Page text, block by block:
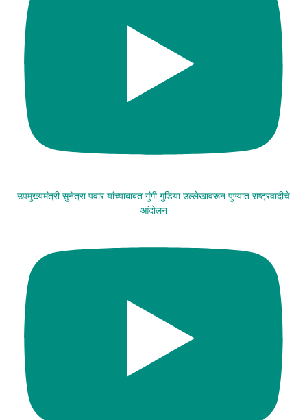
उपमुख्यमंत्री सुनेत्रा पवार यांच्याबाबत गुंगी गुडिया उल्लेखावरून पुण्यात राष्ट्रवादीचे
आंदोलन